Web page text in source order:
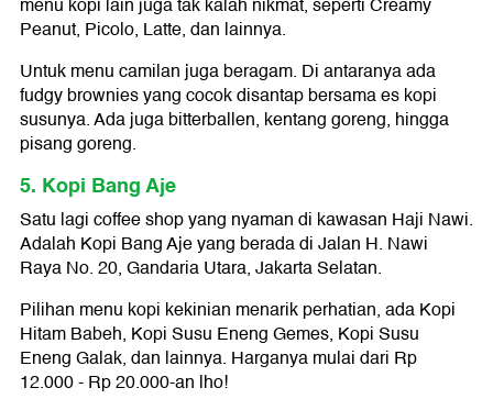
menu kopi lain juga tak kalah nikmat, seperti Creamy
Peanut, Picolo, Latte, dan lainnya.
Untuk menu camilan juga beragam. Di antaranya ada
fudgy brownies yang cocok disantap bersama es kopi
susunya. Ada juga bitterballen, kentang goreng, hingga
pisang goreng.
5. Kopi Bang Aje
Satu lagi coffee shop yang nyaman di kawasan Haji Nawi.
Adalah Kopi Bang Aje yang berada di Jalan H. Nawi
Raya No. 20, Gandaria Utara, Jakarta Selatan.
Pilihan menu kopi kekinian menarik perhatian, ada Kopi
Hitam Babeh, Kopi Susu Eneng Gemes, Kopi Susu
Eneng Galak, dan lainnya. Harganya mulai dari Rp
12.000 - Rp 20.000-an lho!